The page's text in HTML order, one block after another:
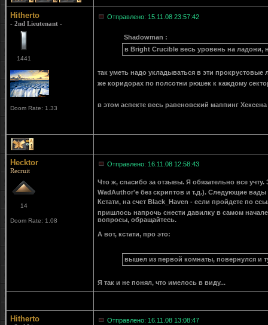
Hitherto
- 2nd Lieutenant -
1441
Doom Rate: 1.33
Отправлено: 15.11.08 23:57:42
Shadowman :
в Bright Crucible весь уровень на ладони,
так уметь надо укладываться в эти
же коридорах по полсотни рюшек к каждому
в этом аспекте весь равеновский маппинг
1
Hecktor
Recruit
14
Doom Rate: 1.08
Отправлено: 16.11.08 12:58:43
Что ж, спасибо за отзывы. Я обязательно все
WadAuthor'е без скриптов и т.д.). Следующие
Кстати, на счет Black_Haven - если пройдете по
пришлось напрочь снести давилку в самом
вопросы, обращайтесь.
А вот, кстати, про это:
вышел из первой комнаты, повернулся и
Я так и не понял, что имелось в виду...
Hitherto Отправлено: 16.11.08 13:08:47